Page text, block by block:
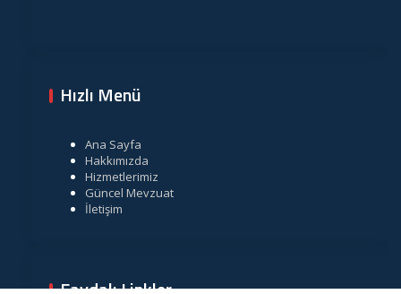
Hızlı Menü
Ana Sayfa
Hakkımızda
Hizmetlerimiz
Güncel Mevzuat
İletişim